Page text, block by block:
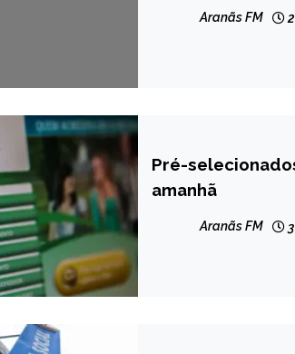
NOTÍCIAS
Aranãs FM 2
BRASIL
NOTÍCIAS
Pré-
amanhã
Aranãs FM 3